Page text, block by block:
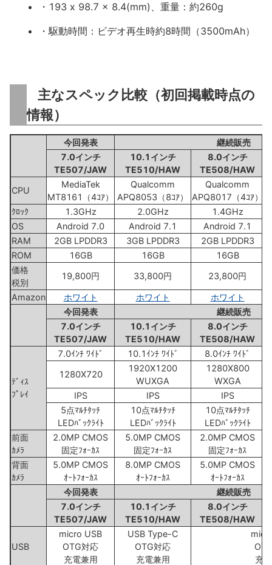
・193 x 98.7 x 8.4(mm)、重量：約260g
・駆動時間：ビデオ再生時約8時間（3500mAh）
主なスペック比較（初回掲載時点の
情報）
今回発表
継続販売
7.0インチ
TE507/JAW
10.1インチ
TE510/HAW
8.0インチ
TE508/HAW
CPU
MediaTek
MT8161（4ｺｱ）
Qualcomm
APQ8053（8ｺｱ）
Qualcomm
APQ8017（4ｺｱ）
ｸﾛｯｸ
1.3GHz 2.0GHz
1.4GHz
OS
Android 7.0 Android 7.1
Android 7.1
RAM
2GB LPDDR3 3GB LPDDR3
2GB LPDDR3
ROM
16GB 16GB
16GB
価格
税別
19,800円 33,800円 23,800円
Amazon ホワイト ホワイト
ホワイト
今回発表
継続販売
7.0インチ
TE507/JAW
10.1インチ
TE510/HAW
8.0インチ
TE508/HAW
ﾃﾞｨｽ
ﾌﾟﾚｲ
7.0ｲﾝﾁ ﾜｲﾄﾞ 10.1ｲﾝﾁ ﾜｲﾄﾞ
8.0ｲﾝﾁ ﾜｲﾄﾞ
1280X720
1920X1200
WUXGA
1280X800
WXGA
IPS
IPS
IPS
5点ﾏﾙﾁﾀｯﾁ
LEDﾊﾞｯｸﾗｲﾄ
10点ﾏﾙﾁﾀｯﾁ
LEDﾊﾞｯｸﾗｲﾄ
10点ﾏﾙﾁﾀｯﾁ
LEDﾊﾞｯｸﾗｲﾄ
前面
ｶﾒﾗ
2.0MP CMOS
固定ﾌｫｰｶｽ
5.0MP CMOS
固定ﾌｫｰｶｽ
2.0MP CMOS
固定ﾌｫｰｶｽ
背面
ｶﾒﾗ
5.0MP CMOS
ｵｰﾄﾌｫｰｶｽ
8.0MP CMOS
ｵｰﾄﾌｫｰｶｽ
5.0MP CMOS
ｵｰﾄﾌｫｰｶｽ
今回発表
継続販売
7.0インチ
TE507/JAW
10.1インチ
TE510/HAW
8.0インチ
TE508/HAW
USB
micro USB
OTG対応
充電兼用
USB Type-C
OTG対応
充電兼用
充